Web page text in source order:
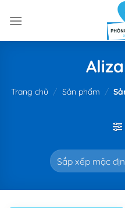
Trang chủ / Sản phẩm /